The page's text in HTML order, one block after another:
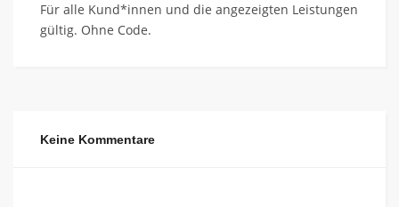
Für alle Kund*innen und die angezeigten Leistungen
gültig. Ohne Code.
Keine Kommentare